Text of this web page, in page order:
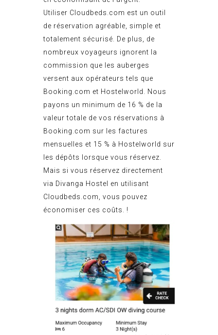
Utiliser Cloudbeds.com est un outil
de réservation agréable, simple et
totalement sécurisé. De plus, de
nombreux voyageurs ignorent la
commission que les auberges
versent aux opérateurs tels que
Booking.com et Hostelworld. Nous
payons un minimum de 16 % de la
valeur totale de vos réservations à
Booking.com sur les factures
mensuelles et 15 % à Hostelworld sur
les dépôts lorsque vous réservez.
Mais si vous réservez directement
via Divanga Hostel en utilisant
Cloudbeds.com, vous pouvez
économiser ces coûts. !